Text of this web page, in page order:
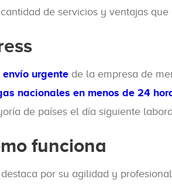
de servicios y ventajas que
envío urgente de la empresa de
nacionales en menos de 24
de países el día siguiente
funciona
por su agilidad y